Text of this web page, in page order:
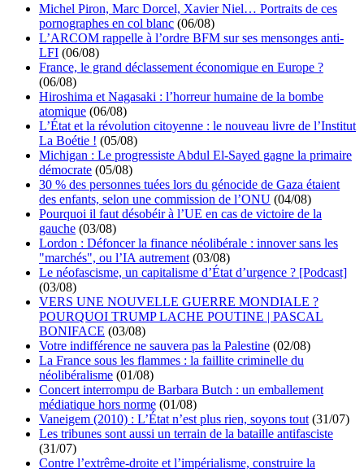
Michel Piron, Marc Dorcel, Xavier Niel… Portraits de ces
pornographes en col blanc (06/08)
L’ARCOM rappelle à l’ordre BFM sur ses mensonges anti-
LFI (06/08)
France, le grand déclassement économique en Europe ?
(06/08)
Hiroshima et Nagasaki : l’horreur humaine de la bombe
atomique (06/08)
L’État et la révolution citoyenne : le nouveau livre de l’Institut
La Boétie ! (05/08)
Michigan : Le progressiste Abdul El-Sayed gagne la primaire
démocrate (05/08)
30 % des personnes tuées lors du génocide de Gaza étaient
des enfants, selon une commission de l’ONU (04/08)
Pourquoi il faut désobéir à l’UE en cas de victoire de la
gauche (03/08)
Lordon : Défoncer la finance néolibérale : innover sans les
"marchés", ou l’IA autrement (03/08)
Le néofascisme, un capitalisme d’État d’urgence ? [Podcast]
(03/08)
VERS UNE NOUVELLE GUERRE MONDIALE ?
POURQUOI TRUMP LACHE POUTINE | PASCAL
BONIFACE (03/08)
Votre indifférence ne sauvera pas la Palestine (02/08)
La France sous les flammes : la faillite criminelle du
néolibéralisme (01/08)
Concert interrompu de Barbara Butch : un emballement
médiatique hors norme (01/08)
Vaneigem (2010) : L’État n’est plus rien, soyons tout (31/07)
Les tribunes sont aussi un terrain de la bataille antifasciste
(31/07)
Contre l’extrême-droite et l’impérialisme, construire la